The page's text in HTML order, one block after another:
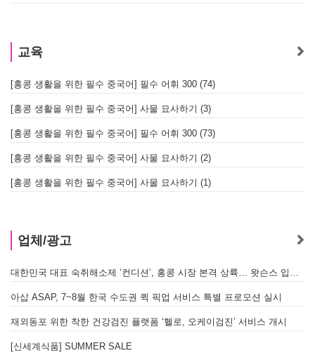
교육
[홍콩 생활을 위한 필수 중국어] 필수 어휘 300 (74)
[홍콩 생활을 위한 필수 중국어] 사물 묘사하기 (3)
[홍콩 생활을 위한 필수 중국어] 필수 어휘 300 (73)
[홍콩 생활을 위한 필수 중국어] 사물 묘사하기 (2)
[홍콩 생활을 위한 필수 중국어] 사물 묘사하기 (1)
업체/광고
대한민국 대표 숙취해소제 ‘컨디션’, 홍콩 시장 본격 상륙… 왓슨스 입점 기념 할인 행사 진행
아삽 ASAP, 7~8월 한국 수도권 퀵 픽업 서비스 특별 프로모션 실시
재외동포 위한 착한 건강검진 플랫폼 ‘헬로, 오케이검진’ 서비스 개시
[신세계식품] SUMMER SALE